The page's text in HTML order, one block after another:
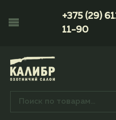
+375 (29)
11-90